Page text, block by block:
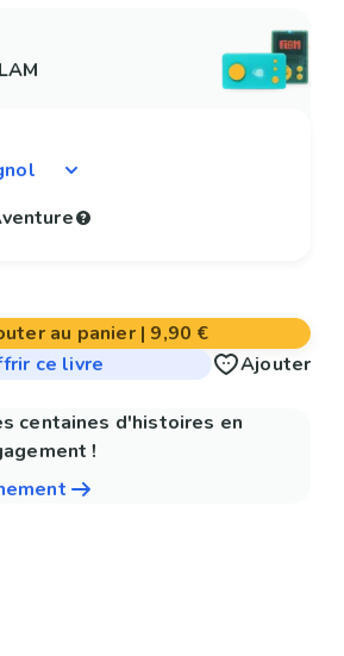
au panier| 9,90 €
ce livre
Ajouter
centaines d'histoires en
!